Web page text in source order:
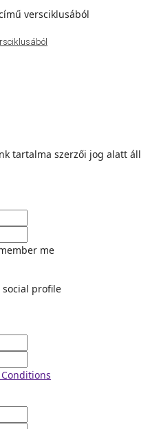
tartalma szerzői jog alatt áll
me
profile